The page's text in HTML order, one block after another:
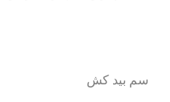
سم بید کش